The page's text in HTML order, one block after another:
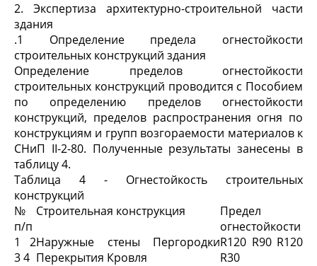
2. Экспертиза архитектурно-строительной части
здания
.1 Определение предела огнестойкости
строительных конструкций здания
Определение пределов огнестойкости
строительных конструкций проводится с Пособием
по определению пределов огнестойкости
конструкций, пределов распространения огня по
конструкциям и групп возгораемости материалов к
СНиП II-2-80. Полученные результаты занесены в
таблицу 4.
Таблица 4 - Огнестойкость строительных
конструкций
№
п/п
Строительная конструкция
Предел
огнестойкости
1 2
3 4
Наружные стены Пергородки
Перекрытия Кровля
R120 R90 R120
R30